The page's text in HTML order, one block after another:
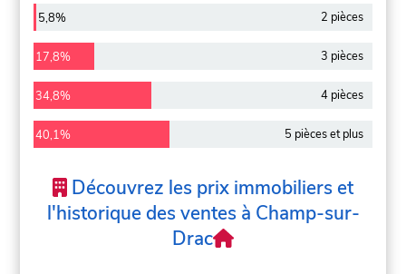
5,8% 2 pièces
17,8% 3 pièces
34,8% 4 pièces
40,1% 5 pièces et plus
Découvrez les prix immobiliers et
l'historique des ventes à Champ-sur-
Drac